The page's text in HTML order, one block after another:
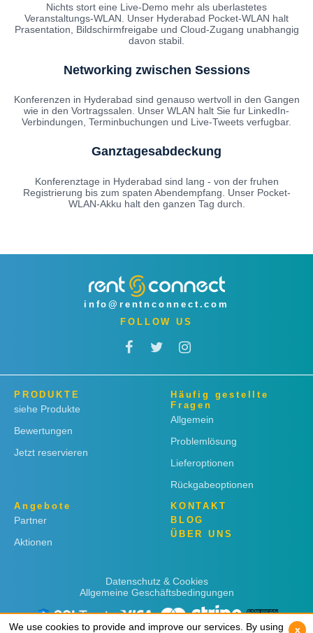
Nichts stort eine Live-Demo mehr als uberlastetes
Veranstaltungs-WLAN. Unser Hyderabad Pocket-WLAN halt
Prasentation, Bildschirmfreigabe und Cloud-Zugang unabhangig
davon stabil.
Networking zwischen Sessions
Konferenzen in Hyderabad sind genauso wertvoll in den Gangen
wie in den Vortragssalen. Unser WLAN halt Sie fur LinkedIn-
Verbindungen, Terminbuchungen und Live-Tweets verfugbar.
Ganztagesabdeckung
Konferenztage in Hyderabad sind lang - von der fruhen
Registrierung bis zum spaten Abendempfang. Unser Pocket-
WLAN-Akku halt den ganzen Tag durch.
info@rentnconnect.com
FOLLOW US
PRODUKTE
siehe Produkte
Bewertungen
Jetzt reservieren
Häufig gestellte
Fragen
Allgemein
Problemlösung
Lieferoptionen
Rückgabeoptionen
Angebote
Partner
Aktionen
KONTAKT
BLOG
ÜBER UNS
Datenschutz & Cookies
Allgemeine Geschäftsbedingungen
We use cookies to provide and improve our services. By using
x
We use cookies to provide and improve our services. By using
x